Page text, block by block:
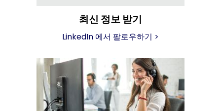
최신 정보 받기
LinkedIn 에서 팔로우하기 >